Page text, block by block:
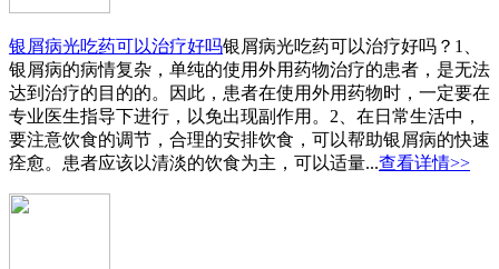
银屑病光吃药可以治疗好吗银屑病光吃药可以治疗好吗？1、
银屑病的病情复杂，单纯的使用外用药物治疗的患者，是无法
达到治疗的目的的。因此，患者在使用外用药物时，一定要在
专业医生指导下进行，以免出现副作用。2、在日常生活中，
要注意饮食的调节，合理的安排饮食，可以帮助银屑病的快速
痊愈。患者应该以清淡的饮食为主，可以适量...查看详情>>